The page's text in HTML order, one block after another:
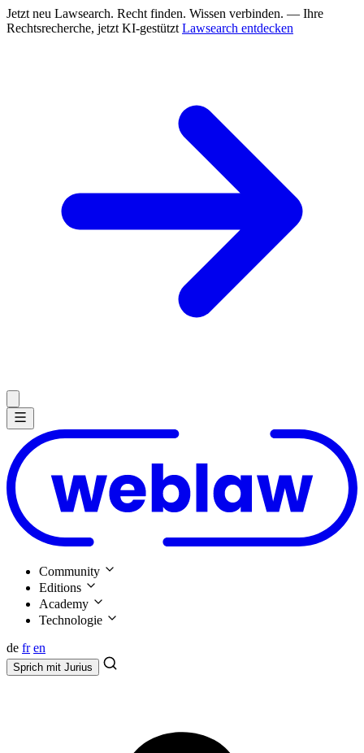
Jetzt neu Lawsearch. Recht finden. Wissen verbinden. — Ihre
Rechtsrecherche, jetzt KI-gestützt Lawsearch entdecken
Community
Editions
Academy
Technologie
de fr en
Sprich mit Jurius